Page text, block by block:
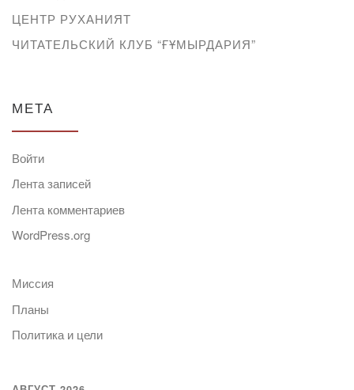
ЦЕНТР РУХАНИЯТ
ЧИТАТЕЛЬСКИЙ КЛУБ “ҒҰМЫРДАРИЯ”
МЕТА
Войти
Лента записей
Лента комментариев
WordPress.org
Миссия
Планы
Политика и цели